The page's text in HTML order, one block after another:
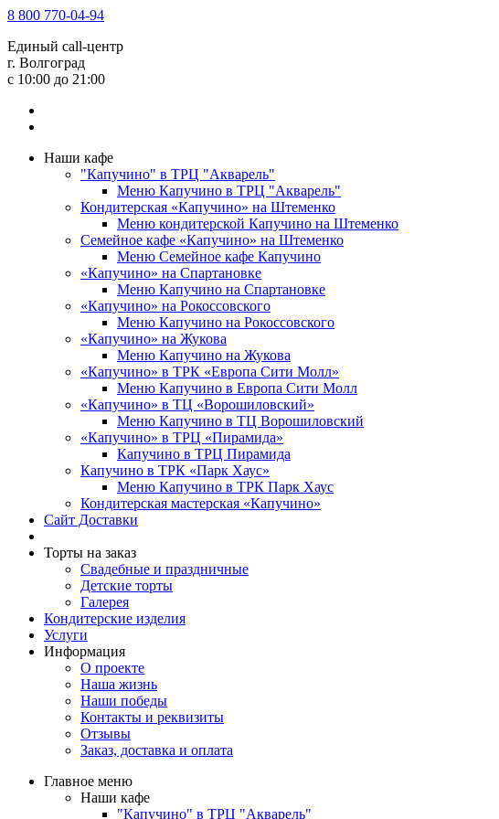
8 800 770-04-94
Единый call-центр
г. Волгоград
c 10:00 до 21:00
Наши кафе
"Капучино" в ТРЦ "Акварель"
Меню Капучино в ТРЦ "Акварель"
Кондитерская «Капучино» на Штеменко
Меню кондитерской Капучино на Штеменко
Семейное кафе «Капучино» на Штеменко
Меню Семейное кафе Капучино
«Капучино» на Спартановке
Меню Капучино на Спартановке
«Капучино» на Рокоссовского
Меню Капучино на Рокоссовского
«Капучино» на Жукова
Меню Капучино на Жукова
«Капучино» в ТРК «Европа Cити Молл»
Меню Капучино в Европа Сити Молл
«Капучино» в ТЦ «Ворошиловский»
Меню Капучино в ТЦ Ворошиловский
«Капучино» в ТРЦ «Пирамида»
Капучино в ТРЦ Пирамида
Капучино в ТРК «Парк Хаус»
Меню Капучино в ТРК Парк Хаус
Кондитерская мастерская «Капучино»
Сайт Доставки
Торты на заказ
Свадебные и праздничные
Детские торты
Галерея
Кондитерские изделия
Услуги
Информация
О проекте
Наша жизнь
Наши победы
Контакты и реквизиты
Отзывы
Заказ, доставка и оплата
Главное меню
Наши кафе
"Капучино" в ТРЦ "Акварель"